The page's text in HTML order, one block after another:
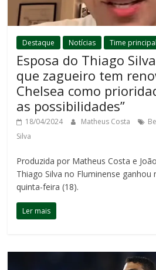
Destaque Notícias Time principal
Esposa do Thiago
que zagueiro tem
Chelsea como
as possibilidades”
18/04/2024 Matheus Costa
Silva
Produzida por Matheus Costa e
Thiago Silva no Fluminense
quinta-feira (18).
Ler mais